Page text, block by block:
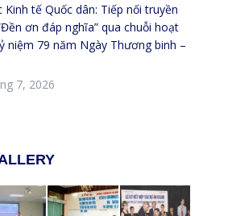
Kinh tế Quốc dân: Tiếp nối truyền
ơn đáp nghĩa” qua chuỗi hoạt
niệm 79 năm Ngày Thương binh –
7, 2026